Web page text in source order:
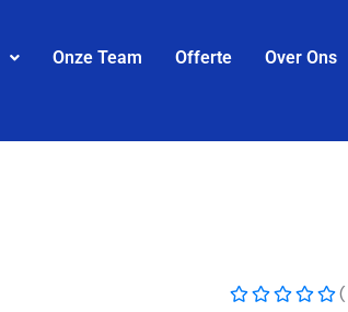
Onze Team Offerte Over Ons